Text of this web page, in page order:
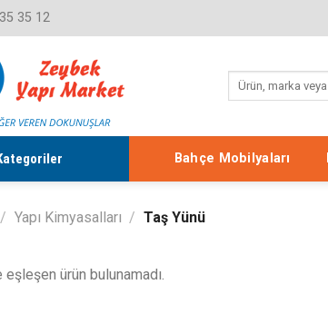
35 12
Ara:
Bahçe Mobilyaları
/ Yapı Kimyasalları / Taş Yünü
ürün bulunamadı.